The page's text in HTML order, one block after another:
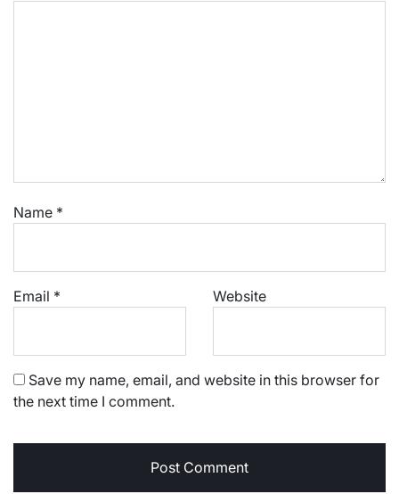
Name *
Email * Website
Save my name, email, and website in this browser for
the next time I comment.